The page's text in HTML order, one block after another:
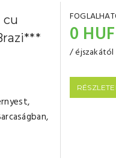
cu
0 HUF
/ éjszakától